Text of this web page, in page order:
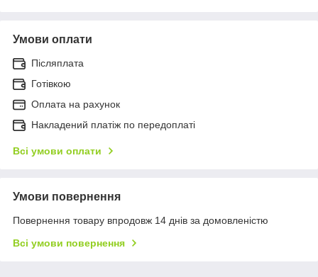
Умови оплати
Післяплата
Готівкою
Оплата на рахунок
Накладений платіж по передоплаті
Всі умови оплати
Умови повернення
Повернення товару впродовж 14 днів за домовленістю
Всі умови повернення